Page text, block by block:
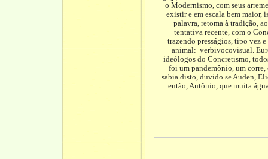
o Modernismo, com seus
existir e em escala bem maior,
palavra, retoma à tradição,
tentativa recente, com o
trazendo presságios, tipo vez
animal: verbivocovisual.
ideólogos do Concretismo,
foi um pandemônio, um corre,
sabia disto, duvido se Auden,
então, Antônio, que muita